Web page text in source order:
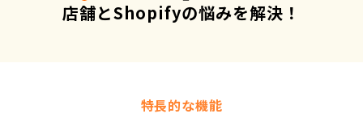
店舗とShopifyの悩みを解決！
特長的な機能